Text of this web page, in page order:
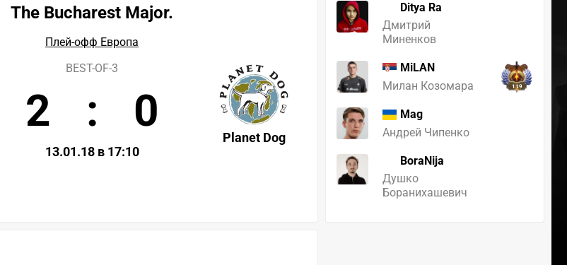
Ditya Ra
Дмитрий
Миненков
MiLAN
Милан Козомара
119
Mag
Андрей Чипенко
BoraNija
Душко
Боранихашевич
The Bucharest Major.
Плей-офф Европа
Planet Dog
BEST-OF-3
2 : 0
13.01.18 в 17:10